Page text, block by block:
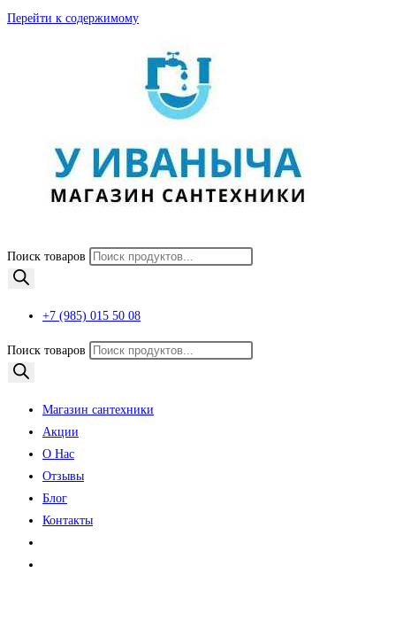
Перейти к содержимому
Поиск товаров
+7 (985) 015 50 08
Поиск товаров
Магазин сантехники
Акции
О Нас
Отзывы
Блог
Контакты